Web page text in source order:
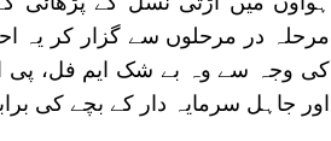
مرحلہ در مرحلوں سے گزار کر یہ
کی وجہ سے وہ بے شک ایم فل، پی
اور جاہل سرمایہ دار کے بچے کی